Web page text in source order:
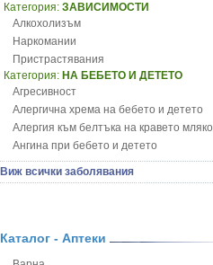
Категория: ЗАВИСИМОСТИ
Алкохолизъм
Наркомании
Пристрастявания
Категория: НА БЕБЕТО И ДЕТЕТО
Агресивност
Алергична хрема на бебето и детето
Алергия към белтъка на кравето мляко
Ангина при бебето и детето
Анемия при бебето и детето
Апетит - пълни деца
Бронхиална астма при бебето и детето
Виж всички заболявания
Каталог - Аптеки